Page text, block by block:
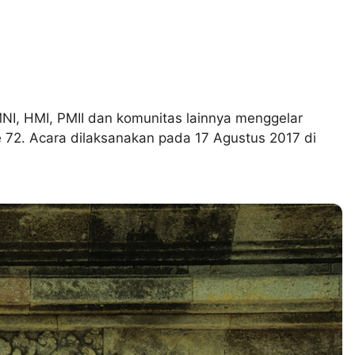
HMI, PMII dan komunitas lainnya menggelar
Acara dilaksanakan pada 17 Agustus 2017 di